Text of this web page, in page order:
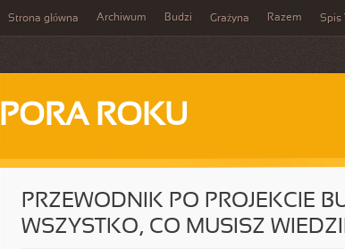
Strona główna Archiwum Budzi Grażyna Razem Spis
PORA ROKU
PRZEWODNIK PO PROJEKCIE
WSZYSTKO, CO MUSISZ